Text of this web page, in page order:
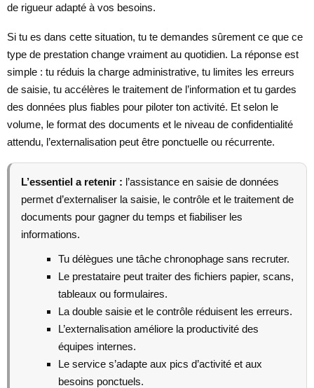
de rigueur adapté à vos besoins.
Si tu es dans cette situation, tu te demandes sûrement ce que ce
type de prestation change vraiment au quotidien. La réponse est
simple : tu réduis la charge administrative, tu limites les erreurs
de saisie, tu accélères le traitement de l’information et tu gardes
des données plus fiables pour piloter ton activité. Et selon le
volume, le format des documents et le niveau de confidentialité
attendu, l’externalisation peut être ponctuelle ou récurrente.
L’essentiel a retenir : l’assistance en saisie de données
permet d’externaliser la saisie, le contrôle et le traitement de
documents pour gagner du temps et fiabiliser les
informations.
Tu délègues une tâche chronophage sans recruter.
Le prestataire peut traiter des fichiers papier, scans,
tableaux ou formulaires.
La double saisie et le contrôle réduisent les erreurs.
L’externalisation améliore la productivité des
équipes internes.
Le service s’adapte aux pics d’activité et aux
besoins ponctuels.